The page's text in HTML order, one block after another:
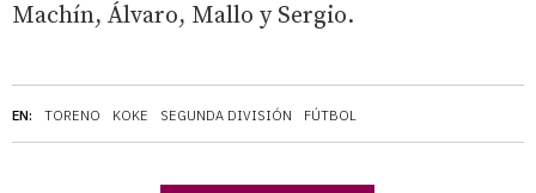
EN: TORENO KOKE SEGUNDA DIVISIÓN FÚTBOL
Machín, Álvaro, Mallo y Sergio.